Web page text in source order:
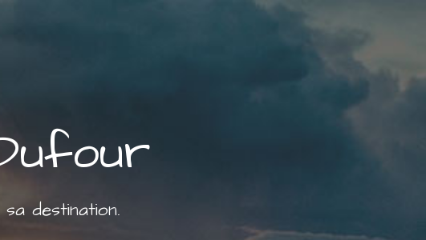
destination.